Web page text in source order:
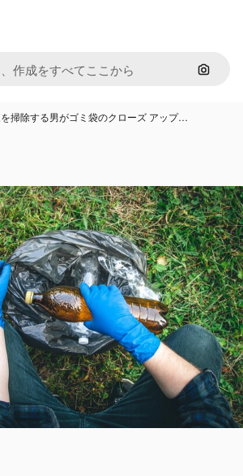
画像で
掃除する男がゴミ袋のクローズ アップ…